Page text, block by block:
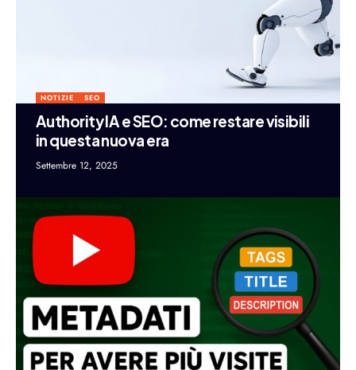
NOTIZIE SEO
Authority IA e SEO: come restare visibili
in questa nuova era
Settembre 12, 2025